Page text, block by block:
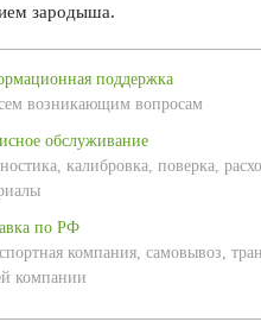
зародыша.
поддержка
возникающим вопросам
обслуживание
калибровка, поверка,
по РФ
компания, самовывоз,
компании